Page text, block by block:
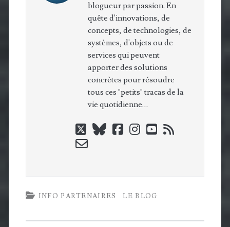
blogueur par passion. En
quête d'innovations, de
concepts, de technologies, de
systèmes, d'objets ou de
services qui peuvent
apporter des solutions
concrètes pour résoudre
tous ces "petits" tracas de la
vie quotidienne…
twitterblueskyfacebook
instagram
youtube
rss
email-
INFO PARTENAIRES LE BLOG